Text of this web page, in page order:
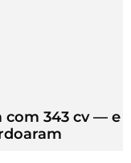
com 343 cv — e